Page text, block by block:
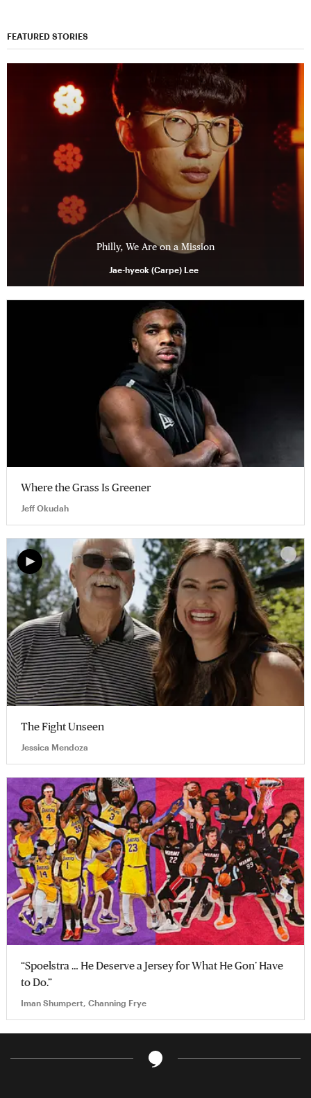
FEATURED STORIES
Philly, We Are on a Mission
Jae-hyeok (Carpe) Lee
Where the Grass Is Greener
Jeff Okudah
The Fight Unseen
Jessica Mendoza
“Spoelstra … He Deserve a Jersey for What He Gon’ Have
to Do.”
Iman Shumpert, Channing Frye